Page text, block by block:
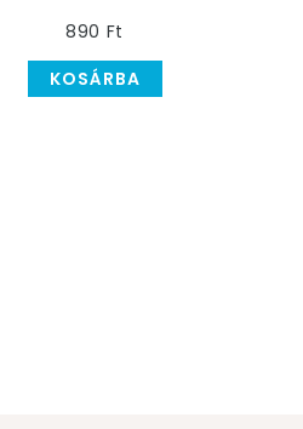
890 Ft
KOSÁRBA